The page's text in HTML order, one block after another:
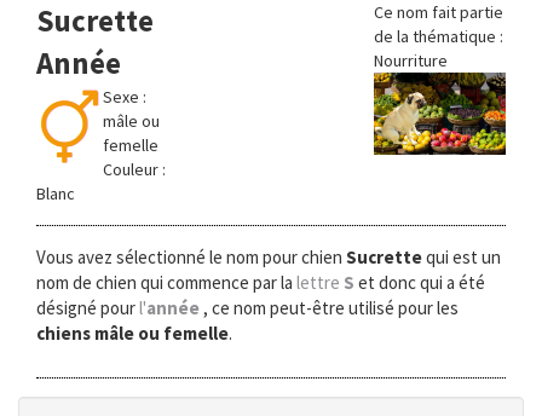
Sucrette
Année
Sexe :
mâle ou
femelle
Couleur :
Blanc
Ce nom fait partie
de la thématique :
Nourriture
Vous avez sélectionné le nom pour chien Sucrettequi est un
nom de chien qui commence par la lettre S et donc qui a été
désigné pourl'année, ce nom peut-être utilisé pour les
chiens mâle ou femelle.